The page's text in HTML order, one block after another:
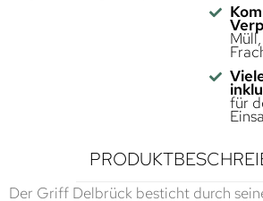
für
Der Griff Delbrück besticht durch